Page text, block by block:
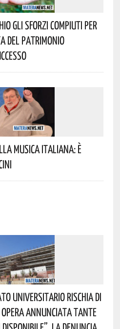
Gli Sforzi Compiuti Per
Del Patrimonio
Musica Italiana: È
Universitario Rischia Di
Opera Annunciata Tante